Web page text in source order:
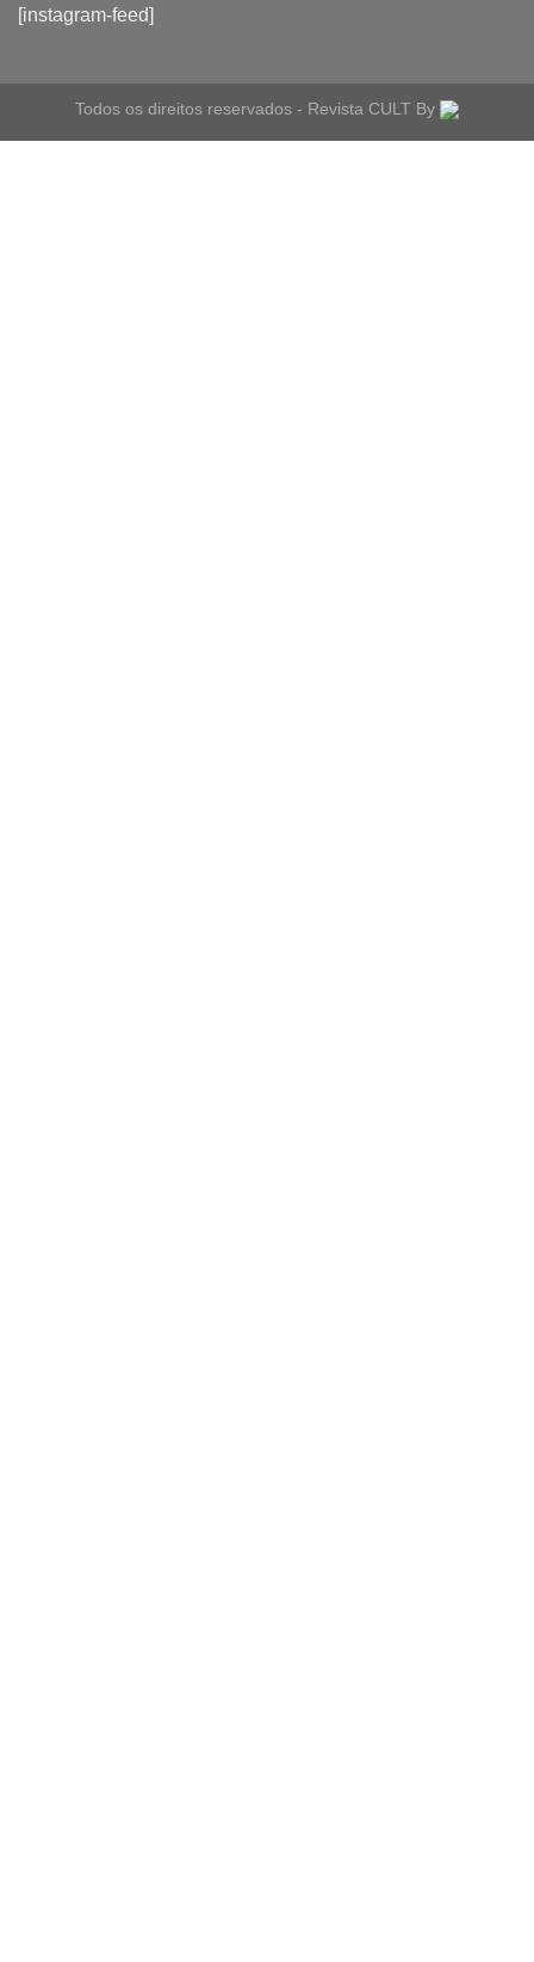
[instagram-feed]
Todos os direitos reservados - Revista CULT By